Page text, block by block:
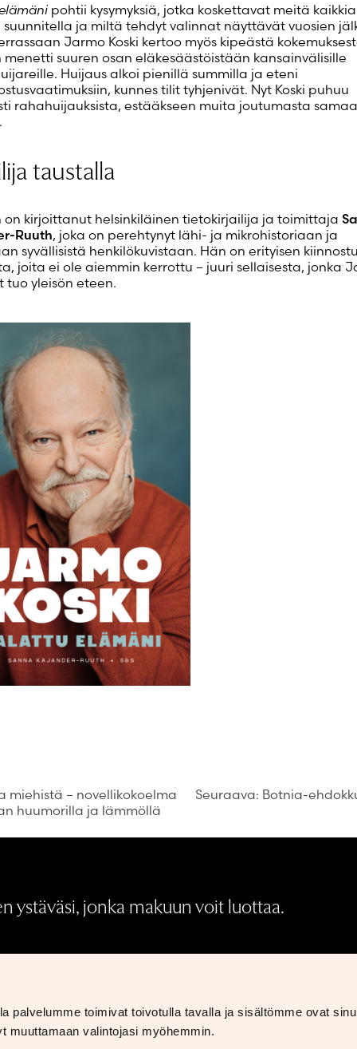
palvelumme toimivat toivotulla tavalla ja sisältömme ovat
muuttamaan valintojasi myöhemmin.
pohtii kysymyksiä, jotka koskettavat meitä
ja miltä tehdyt valinnat näyttävät vuosien
Jarmo Koski kertoo myös kipeästä
menetti suuren osan eläkesäästöistään kansainvälisille
Huijaus alkoi pienillä summilla ja eteni
kunnes tilit tyhjenivät. Nyt Koski puhuu
rahahuijauksista, estääkseen muita joutumasta
taustalla
on kirjoittanut helsinkiläinen tietokirjailija ja toimittaja
Ruuth, joka on perehtynyt lähi- ja mikrohistoriaan ja
syvällisistä henkilökuvistaan. Hän on erityisen
joita ei ole aiemmin kerrottu – juuri sellaisesta, jonka
tuo yleisön eteen.
miehistä – novellikokoelma
huumorilla ja lämmöllä
Seuraava: Botnia-
ystäväsi, jonka makuun voit luottaa.
Tietosuojaseloste
Toimitus- ja sopimusehdot